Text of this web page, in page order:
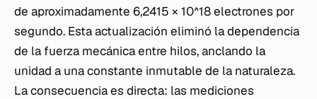
de aproximadamente 6,2415 × 10^18 electrones por
segundo. Esta actualización eliminó la dependencia
de la fuerza mecánica entre hilos, anclando la
unidad a una constante inmutable de la naturaleza.
La consecuencia es directa: las mediciones